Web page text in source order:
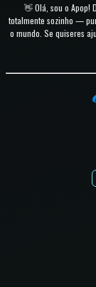
👋 Olá, sou o Apop!
totalmente sozinho —
o mundo. Se quiseres